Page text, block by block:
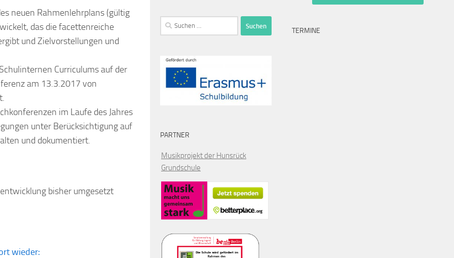
neuen Rahmenlehrplans (gültig
das die facettenreiche
und Zielvorstellungen und
Curriculums auf der
am 13.3.2017 von
im Laufe des Jahres
unter Berücksichtigung auf
und dokumentiert.
bisher umgesetzt
wieder:
TERMINE
Suchen
nach:
PARTNER
Musikprojekt der Hunsrück
Grundschule